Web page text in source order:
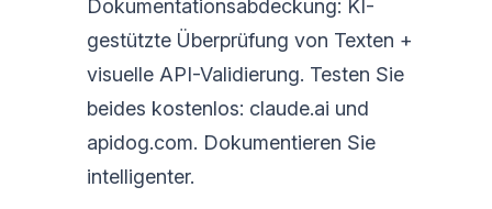
Dokumentationsabdeckung: KI-
gestützte Überprüfung von Texten +
visuelle API-Validierung. Testen Sie
beides kostenlos: claude.ai und
apidog.com. Dokumentieren Sie
intelligenter.